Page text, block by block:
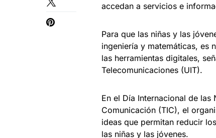
accedan a servicios e
Para que las niñas y las
ingeniería y matemáticas, es
las herramientas digitales,
Telecomunicaciones (UIT).
En el Día Internacional de
Comunicación (TIC), el
ideas que permitan reducir
las niñas y las jóvenes.